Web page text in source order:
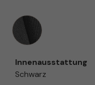
Innenausstattung
Innenausstattung
Schwarz